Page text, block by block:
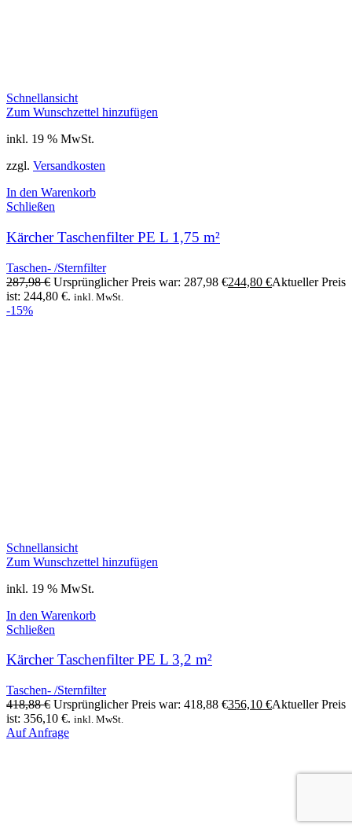
Schnellansicht
Zum Wunschzettel hinzufügen
inkl. 19 % MwSt.
zzgl. Versandkosten
In den Warenkorb
Schließen
Kärcher Taschenfilter PE L 1,75 m²
Taschen- /Sternfilter
287,98€ Ursprünglicher Preis war: 287,98 €244,80 €Aktueller Preis
ist: 244,80 €. inkl. MwSt.
-15%
Schnellansicht
Zum Wunschzettel hinzufügen
inkl. 19 % MwSt.
In den Warenkorb
Schließen
Kärcher Taschenfilter PE L 3,2 m²
Taschen- /Sternfilter
418,88€ Ursprünglicher Preis war: 418,88 €356,10 €Aktueller Preis
ist: 356,10 €. inkl. MwSt.
Auf Anfrage